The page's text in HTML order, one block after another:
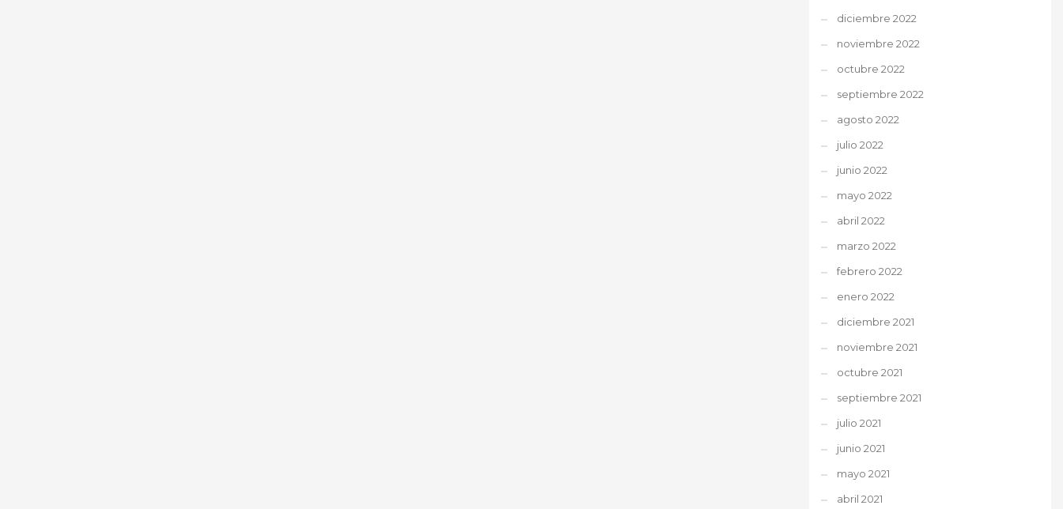
diciembre 2022
noviembre 2022
octubre 2022
septiembre 2022
agosto 2022
julio 2022
junio 2022
mayo 2022
abril 2022
marzo 2022
febrero 2022
enero 2022
diciembre 2021
noviembre 2021
octubre 2021
septiembre 2021
julio 2021
junio 2021
mayo 2021
abril 2021